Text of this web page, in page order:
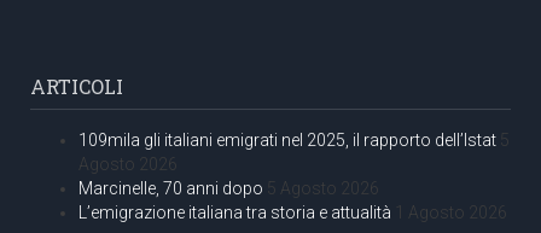
ARTICOLI
109mila gli italiani emigrati nel 2025, il rapporto dell’Istat 5
Agosto 2026
Marcinelle, 70 anni dopo 5 Agosto 2026
L’emigrazione italiana tra storia e attualità 1 Agosto 2026